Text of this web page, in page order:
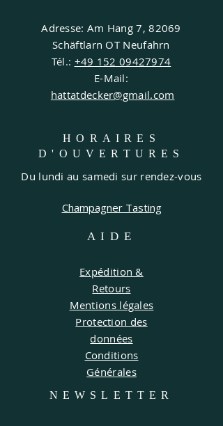
Adresse: Am Hang 7, 82069
Schäftlarn OT Neufahrn
Tél.: +49 152 09427974
E-Mail:
hattatdecker@gmail.com
HORAIRES
D'OUVERTURES
Du lundi au samedi sur rendez-vous
Champagner Tasting
AIDE
Expédition &
Retours
Mentions légales
Protection des
données
Conditions
Générales
NEWSLETTER